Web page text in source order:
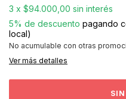
3 x $94.000,00 sin interés
5% de descuento pagando
local)
No acumulable con otras
Ver más detalles